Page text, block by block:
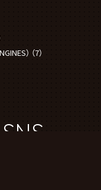
） （7）